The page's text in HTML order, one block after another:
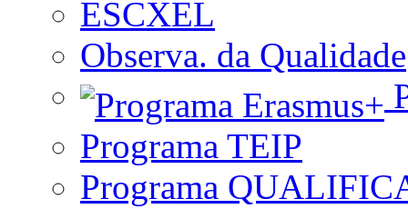
ESCXEL
Observa. da Qualidade
Programa TEIP
Programa